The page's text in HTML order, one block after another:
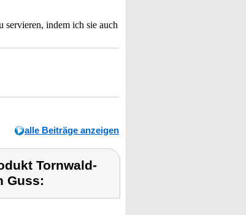
servieren, indem ich sie auch
alle Beiträge anzeigen
Tornwald-
Guss: